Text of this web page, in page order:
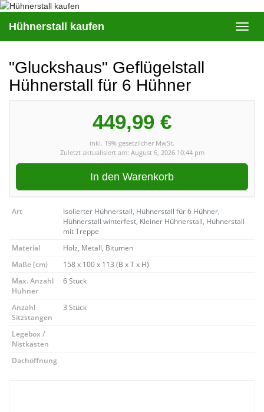
Skip
main
content
Hühnerstall kaufen
"Gluckshaus" Geflügelstall
Hühnerstall für 6 Hühner
449,99 €
inkl. 19% gesetzlicher MwSt.
Zuletzt aktualisiert am: August 6, 2026 10:44 pm
In den Warenkorb
Art
Isolierter Hühnerstall, Hühnerstall für 6 Hühner,
Hühnerstall winterfest, Kleiner Hühnerstall, Hühnerstall
mit Treppe
Material
Holz, Metall, Bitumen
Maße (cm)
158 x 100 x 113 (B x T x H)
Max. Anzahl
Hühner
6 Stück
Anzahl
Sitzstangen
3 Stück
Legebox /
Nistkasten
Dachöffnung